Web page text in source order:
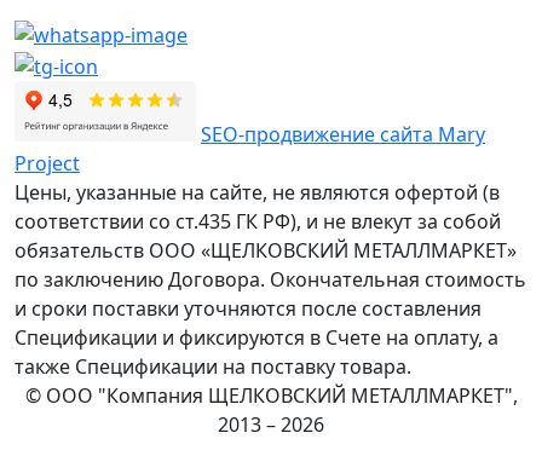
SEO-продвижение сайта Mary
Project
Цены, указанные на сайте, не являются офертой (в
соответствии со ст.435 ГК РФ), и не влекут за собой
обязательств ООО «ЩЕЛКОВСКИЙ МЕТАЛЛМАРКЕТ»
по заключению Договора. Окончательная стоимость
и сроки поставки уточняются после составления
Спецификации и фиксируются в Счете на оплату, а
также Спецификации на поставку товара.
© ООО "Компания ЩЕЛКОВСКИЙ МЕТАЛЛМАРКЕТ",
2013 – 2026